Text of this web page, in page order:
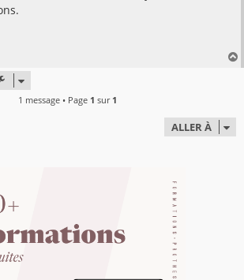
1 message • Page 1 sur 1
ALLER À